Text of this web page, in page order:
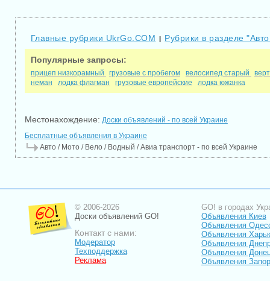
Главные рубрики UkrGo.COM | Рубрики в разделе
Популярные запросы:
прицеп низкорамный грузовые с пробегом велосипед старый
неман
лодка флагман грузовые европейские лодка южанка
Местонахождение: Доски объявлений - по всей Украине
Бесплатные объявления в Украине
Авто / Мото / Вело / Водный / Авиа транспорт - по всей Украине
© 2006-2026
Доски объявлений GO!
Контакт с нами:
Модератор
Техподдержка
Реклама
GO! в городах
Объявления Киев
Объявления
Объявления
Объявления
Объявления
Объявления